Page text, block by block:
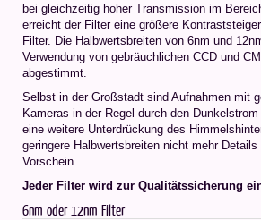
bei gleichzeitig hoher Transmission im
erreicht der Filter eine größere
Filter. Die Halbwertsbreiten von 6nm und
Verwendung von gebräuchlichen CCD und
abgestimmt.
Selbst in der Großstadt sind Aufnahmen mit
Kameras in der Regel durch den
eine weitere Unterdrückung des
geringere Halbwertsbreiten nicht mehr
Vorschein.
Jeder Filter wird zur Qualitätssicherung
6nm oder 12nm Filter